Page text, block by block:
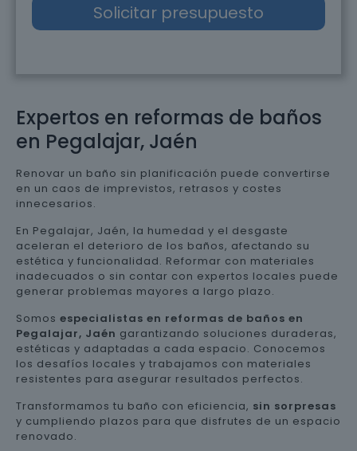
Expertos en reformas de baños
en Pegalajar, Jaén
Renovar un baño sin planificación puede convertirse
en un caos de imprevistos, retrasos y costes
innecesarios.
En Pegalajar, Jaén, la humedad y el desgaste
aceleran el deterioro de los baños, afectando su
estética y funcionalidad. Reformar con materiales
inadecuados o sin contar con expertos locales puede
generar problemas mayores a largo plazo.
Somos especialistas en reformas de baños en
Pegalajar, Jaén garantizando soluciones duraderas,
estéticas y adaptadas a cada espacio. Conocemos
los desafíos locales y trabajamos con materiales
resistentes para asegurar resultados perfectos.
Transformamos tu baño con eficiencia, sin sorpresas
y cumpliendo plazos para que disfrutes de un espacio
renovado.